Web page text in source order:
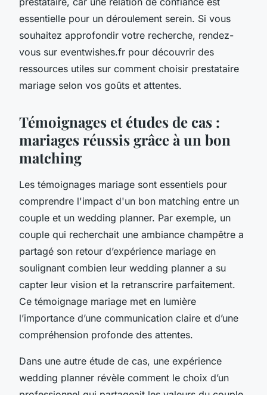
essentielle pour un déroulement serein. Si vous
souhaitez approfondir votre recherche, rendez-
vous sur eventwishes.fr pour découvrir des
ressources utiles sur comment choisir prestataire
mariage selon vos goûts et attentes.
Témoignages et études de cas :
mariages réussis grâce à un bon
matching
Les témoignages mariage sont essentiels pour
comprendre l'impact d'un bon matching entre un
couple et un wedding planner. Par exemple, un
couple qui recherchait une ambiance champêtre a
partagé son retour d’expérience mariage en
soulignant combien leur wedding planner a su
capter leur vision et la retranscrire parfaitement.
Ce témoignage mariage met en lumière
l’importance d’une communication claire et d’une
compréhension profonde des attentes.
Dans une autre étude de cas, une expérience
wedding planner révèle comment le choix d’un